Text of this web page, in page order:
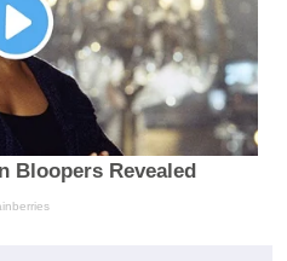
Bloopers Revealed